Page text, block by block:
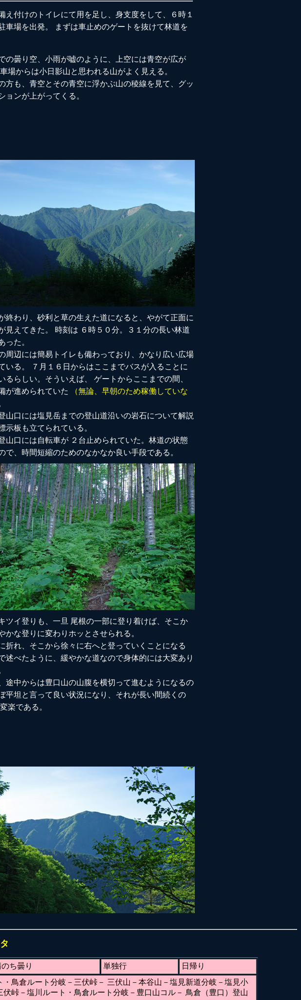
え付けのトイレにて用を足し、身支度をして、６時１
車場を出発。 まずは車止めのゲートを抜けて林道を
の曇り空、小雨が嘘のように、上空には青空が広が
場からは小日影山と思われる山がよく見える。
方も、青空とその青空に浮かぶ山の稜線を見て、グッ
ョンが上がってくる。
終わり、砂利と草の生えた道になると、やがて正面に
見えてきた。 時刻は ６時５０分。３１分の長い林道
った。
周辺には簡易トイレも備わっており、かなり広い広場
いる。 ７月１６日からはここまでバスが入ることに
るらしい。そういえば、 ゲートからここまでの間、
が進められていた
（無論、早朝のため稼働していな
山口には塩見岳までの登山道沿いの岩石について解説
示板も立てられている。
山口には自転車が ２台止められていた。林道の状態
で、時間短縮のためのなかなか良い手段である。
ツイ登りも、一旦 尾根の一部に登り着けば、そこか
かな登りに変わりホッとさせられる。
折れ、そこから徐々に右へと登っていくことになる
述べたように、緩やかな道なので身体的には大変あり
途中からは豊口山の山腹を横切って進むようになるの
平坦と言って良い状況になり、それが長い間続くの
楽である。
のち曇り 単独行
日帰り
鳥倉ルート分岐－三伏峠－ 三伏山－本谷山－塩見新道分岐－塩見小
峠－塩川ルート・鳥倉ルート分岐－豊口山コル－ 鳥倉（豊口）登山